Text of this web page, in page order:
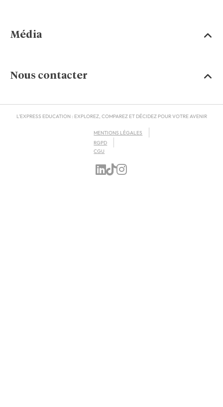
Média
Nous contacter
L'EXPRESS EDUCATION : EXPLOREZ, COMPAREZ ET DÉCIDEZ POUR VOTRE AVENIR
MENTIONS LÉGALES
RGPD
CGU